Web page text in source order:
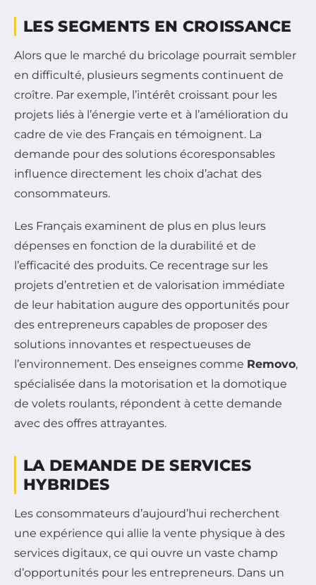
LES SEGMENTS EN CROISSANCE
Alors que le marché du bricolage pourrait sembler
en difficulté, plusieurs segments continuent de
croître. Par exemple, l’intérêt croissant pour les
projets liés à l’énergie verte et à l’amélioration du
cadre de vie des Français en témoignent. La
demande pour des solutions écoresponsables
influence directement les choix d’achat des
consommateurs.
Les Français examinent de plus en plus leurs
dépenses en fonction de la durabilité et de
l’efficacité des produits. Ce recentrage sur les
projets d’entretien et de valorisation immédiate
de leur habitation augure des opportunités pour
des entrepreneurs capables de proposer des
solutions innovantes et respectueuses de
l’environnement. Des enseignes comme Removo,
spécialisée dans la motorisation et la domotique
de volets roulants, répondent à cette demande
avec des offres attrayantes.
LA DEMANDE DE SERVICES
HYBRIDES
Les consommateurs d’aujourd’hui recherchent
une expérience qui allie la vente physique à des
services digitaux, ce qui ouvre un vaste champ
d’opportunités pour les entrepreneurs. Dans un